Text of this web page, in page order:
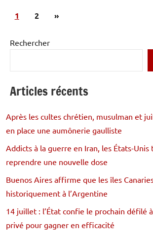
Pagination
publications
1 2
Articles
»
Rechercher
Articles récents
Après les cultes chrétien, musulman et
en place une aumônerie gaulliste
Addicts à la guerre en Iran, les États-Unis
reprendre une nouvelle dose
Buenos Aires affirme que les îles
historiquement à l’Argentine
14 juillet : l’État confie le prochain défilé
privé pour gagner en efficacité